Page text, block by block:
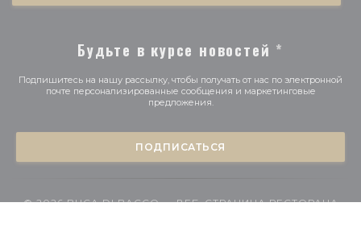
Будьте в курсе новостей *
Подпишитесь на нашу рассылку, чтобы получать от нас по электронной
почте персонализированные сообщения и маркетинговые
предложения.
ПОДПИСАТЬСЯ
© 2026 BUCA DI BACCO — ВЕБ-СТРАНИЦА РЕСТОРАНА